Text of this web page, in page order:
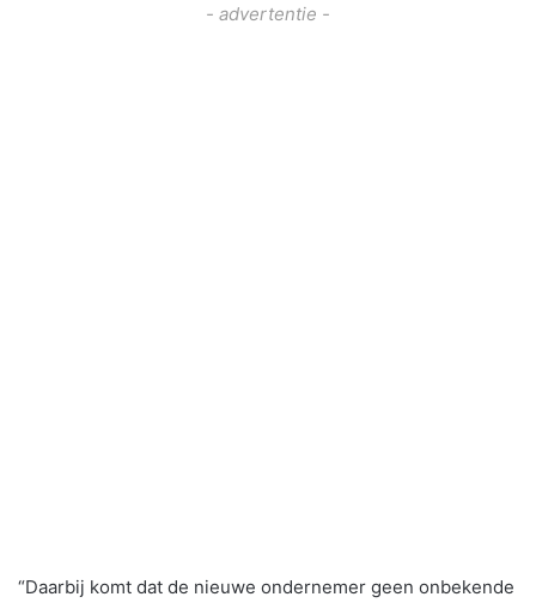
- advertentie -
“Daarbij komt dat de nieuwe ondernemer geen onbekende